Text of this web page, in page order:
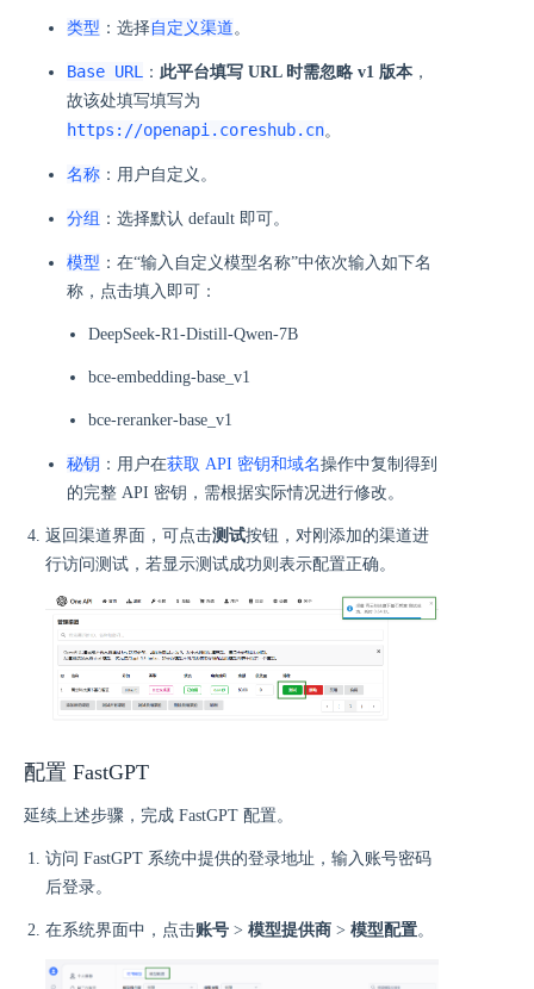
类型 ：选择自定义渠道 。
Base URL ： 此平台填写 URL 时需忽略 v1 版本 ，
故该处填写填写为
https://openapi.coreshub.cn。
名称 ：用户自定义。
分组 ：选择默认 default 即可。
模型 ：在“输入自定义模型名称”中依次输入如下名
称，点击填入即可：
DeepSeek-R1-Distill-Qwen-7B
bce-embedding-base_v1
bce-reranker-base_v1
秘钥 ：用户在获取 API 密钥和域名操作中复制得到
的完整 API 密钥，需根据实际情况进行修改。
返回渠道界面，可点击测试按钮，对刚添加的渠道进
行访问测试，若显示测试成功则表示配置正确。
配置 FastGPT
延续上述步骤，完成 FastGPT 配置。
访问 FastGPT 系统中提供的登录地址，输入账号密码
后登录。
在系统界面中，点击账号 > 模型提供商 > 模型配置。